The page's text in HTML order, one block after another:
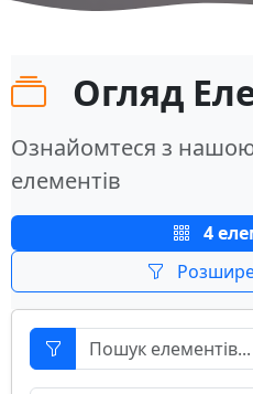
Огляд
Ознайомтеся з
елементів
4